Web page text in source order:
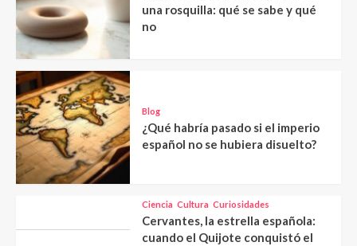
una rosquilla: qué se sabe y qué
no
Blog
¿Qué habría pasado si el imperio
español no se hubiera disuelto?
Ciencia Cultura Curiosidades
Cervantes, la estrella española:
cuando el Quijote conquistó el